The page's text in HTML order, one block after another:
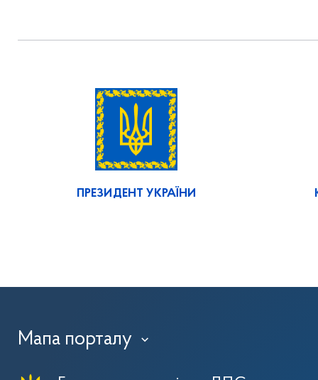
ПРЕЗИДЕНТ УКРАЇНИ
Мапа порталу ›